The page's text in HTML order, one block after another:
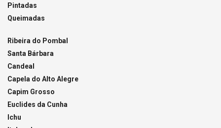
Pintadas
Queimadas
Ribeira do Pombal
Santa Bárbara
Candeal
Capela do Alto Alegre
Capim Grosso
Euclides da Cunha
Ichu